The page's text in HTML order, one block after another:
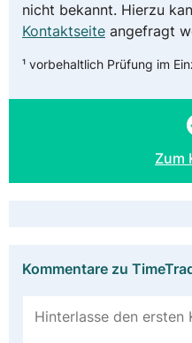
nicht bekannt. Hierzu
Kontaktseite angefragt
¹ vorbehaltlich Prüfung im
Zum
Kommentare zu